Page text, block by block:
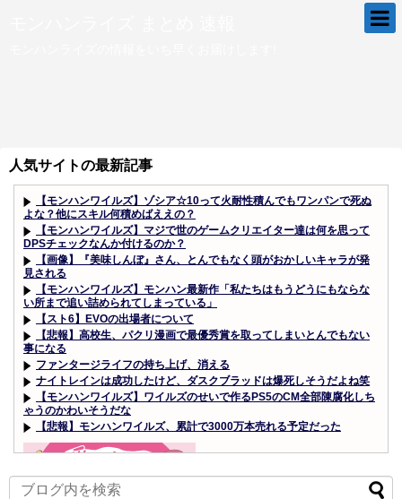
人気サイトの最新記事
【モンハンワイルズ】ゾシア☆10って火耐性積んでもワンパンで死ぬ
よな？他にスキル何積めばええの？
【モンハンワイルズ】マジで世のゲームクリエイター達は何を思って
DPSチェックなんか付けるのか？
【画像】『美味しんぼ』さん、とんでもなく頭がおかしいキャラが発
見される
【モンハンワイルズ】モンハン最新作「私たちはもうどうにもならな
い所まで追い詰められてしまっている」
【スト6】EVOの出場者について
【悲報】高校生、パクリ漫画で最優秀賞を取ってしまいとんでもない
事になる
ファンタージライフの持ち上げ、消える
ナイトレインは成功したけど、ダスクブラッドは爆死しそうだよね笑
【モンハンワイルズ】ワイルズのせいで作るPS5のCM全部陳腐化しち
ゃうのかわいそうだな
【悲報】モンハンワイルズ、累計で3000万本売れる予定だった